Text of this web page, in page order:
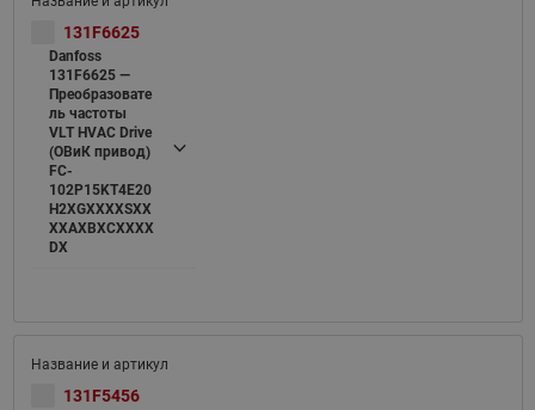
131F6625
Danfoss
131F6625 —
Преобразовате
ль частоты
VLT HVAC Drive
(ОВиК привод)
FC-
102P15KT4E20
H2XGXXXXSXX
XXAXBXCXXXX
DX
131F5456